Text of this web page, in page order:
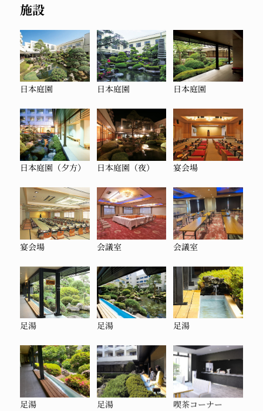
施設
日本庭園 日本庭園 日本庭園
日本庭園（夕方） 日本庭園（夜） 宴会場
宴会場 会議室 会議室
足湯 足湯 足湯
足湯 足湯 喫茶コーナー